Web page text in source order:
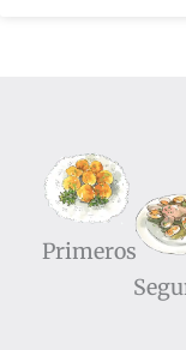
Primeros